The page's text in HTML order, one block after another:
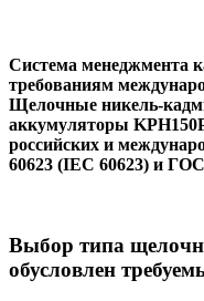
Система менеджмента
требованиям
Щелочные никель-
аккумуляторы
российских и
60623 (IEC 60623) и
Выбор типа
обусловлен